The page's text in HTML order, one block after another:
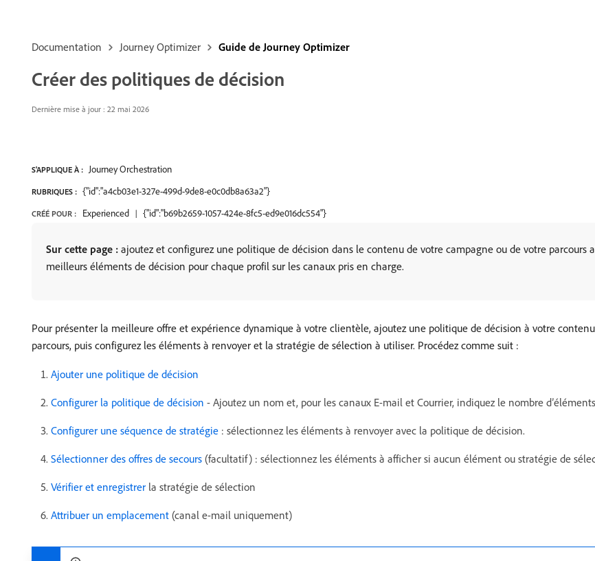
Documentation Journey Optimizer Guide de Journey Optimizer
Créer des politiques de décision
Dernière mise à jour : 22 mai 2026
S'APPLIQUE À : Journey Orchestration
RUBRIQUES : {"id":"a4cb03e1-327e-499d-9de8-e0c0db8a63a2"}
CRÉÉ POUR : Experienced {"id":"b69b2659-1057-424e-8fc5-ed9e016dc554"}
Sur cette page : ajoutez et configurez une politique de décision dans le contenu de votre campagne ou de votre parcours
meilleurs éléments de décision pour chaque profil sur les canaux pris en charge.
Pour présenter la meilleure offre et expérience dynamique à votre clientèle, ajoutez une politique de décision à votre
parcours, puis configurez les éléments à renvoyer et la stratégie de sélection à utiliser. Procédez comme suit :
Ajouter une politique de décision
Configurer la politique de décision - Ajoutez un nom et, pour les canaux E-mail et Courrier, indiquez le nombre
Configurer une séquence de stratégie : sélectionnez les éléments à renvoyer avec la politique de décision.
Sélectionner des offres de secours (facultatif) : sélectionnez les éléments à afficher si aucun élément ou stratégie de
Vérifier et enregistrer la stratégie de sélection
Attribuer un emplacement (canal e-mail uniquement)